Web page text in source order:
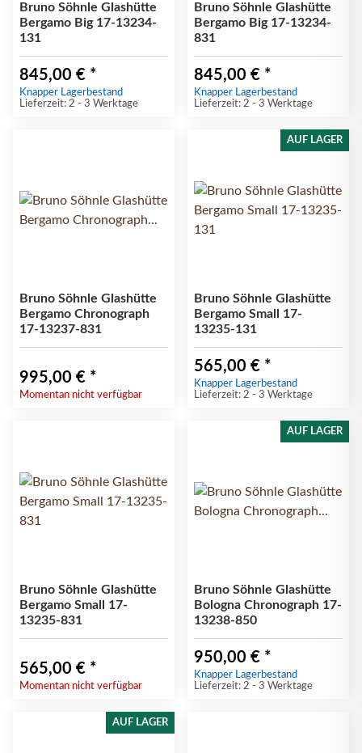
Bruno Söhnle Glashütte
Bergamo Big 17-13234-
131
845,00 € *
Knapper Lagerbestand
Lieferzeit: 2 - 3 Werktage
Bruno Söhnle Glashütte
Bergamo Big 17-13234-
831
845,00 € *
Knapper Lagerbestand
Lieferzeit: 2 - 3 Werktage
Bruno Söhnle Glashütte
Bergamo Chronograph
17-13237-831
995,00 € *
Momentan nicht verfügbar
AUF LAGER
Bruno Söhnle Glashütte
Bergamo Small 17-
13235-131
565,00 € *
Knapper Lagerbestand
Lieferzeit: 2 - 3 Werktage
Bruno Söhnle Glashütte
Bergamo Small 17-
13235-831
565,00 € *
Momentan nicht verfügbar
AUF LAGER
Bruno Söhnle Glashütte
Bologna Chronograph 17-
13238-850
950,00 € *
Knapper Lagerbestand
Lieferzeit: 2 - 3 Werktage
AUF LAGER